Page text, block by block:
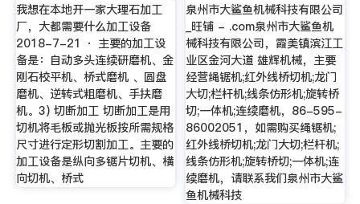
我想在本地开一家大理石加工
厂，大都需要什么加工设备
2018-7-21 · 主要的加工设
备是：自动多头连续研磨机、金
刚石校平机、桥式磨机 、圆盘
磨机、逆转式粗磨机、手扶磨
机。3) 切断加工 切断加工是用
切机将毛板或抛光板按所需规格
尺寸进行定形切割加工。主要的
加工设备是纵向多锯片切机、横
向切机、桥式
泉州市大鲨鱼机械科技有限公司
_旺铺 - .com泉州市大鲨鱼机
械科技有限公司，霞美镇滨江工
业区金河大道 雄辉机械，主要
经营绳锯机;红外线桥切机;龙门
大切;栏杆机;线条仿形机;旋转桥
切;一体机;连续磨机，86-595-
86002051，如需购买绳锯机;
红外线桥切机;龙门大切;栏杆机;
线条仿形机;旋转桥切;一体机;连
续磨机，请联系我们泉州市大鲨
鱼机械科技